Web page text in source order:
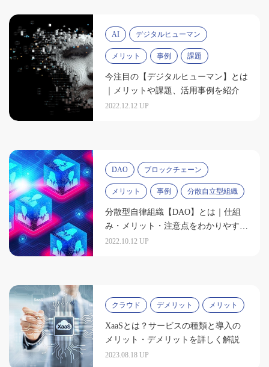
AI デジタルヒューマン
メリット 事例 課題
今注目の【デジタルヒューマン】とは
｜メリットや課題、活用事例を紹介
2022.12.12 UP
DAO ブロックチェーン
メリット 事例 分散自立型組織
分散型自律組織【DAO】とは｜仕組
み・メリット・注意点をわかりやすく
解説
2022.10.12 UP
クラウド デメリット メリット
XaaSとは？サービスの種類と導入の
メリット・デメリットを詳しく解説
2023.08.18 UP